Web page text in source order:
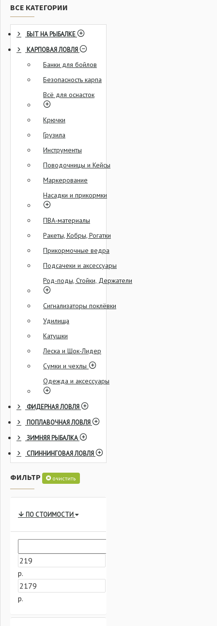
ВСЕ КАТЕГОРИИ
БЫТ НА РЫБАЛКЕ
КАРПОВАЯ ЛОВЛЯ
Банки для бойлов
Безопасность карпа
Всё для оснасток
Крючки
Грузила
Инструменты
Поводочницы и Кейсы
Маркерование
Насадки и прикормки
ПВА-материалы
Ракеты, Кобры, Рогатки
Прикормочные ведра
Подсачеки и аксессуары
Род-поды, Стойки, Держатели
Сигнализаторы поклёвки
Удилища
Катушки
Леска и Шок-Лидер
Сумки и чехлы
Одежда и аксессуары
ФИДЕРНАЯ ЛОВЛЯ
ПОПЛАВОЧНАЯ ЛОВЛЯ
ЗИМНЯЯ РЫБАЛКА
СПИННИНГОВАЯ ЛОВЛЯ
ФИЛЬТР очистить
ПО СТОИМОСТИ
р.
р.